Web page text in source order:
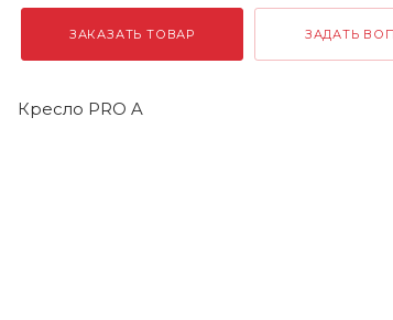
ЗАКАЗАТЬ ТОВАР ЗАДАТЬ
Кресло PRO A